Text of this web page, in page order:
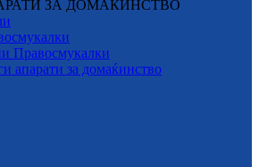
ЗА ДОМАЌИНСТВО
Правосмукалки
апарати за домаќинство